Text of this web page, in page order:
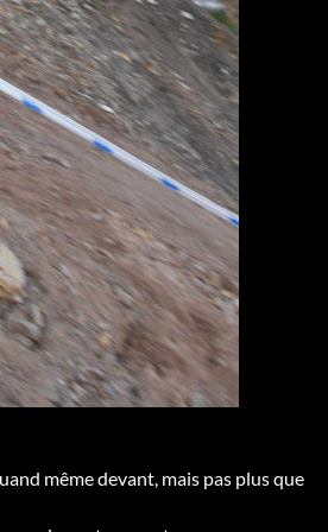
même devant, mais pas plus que